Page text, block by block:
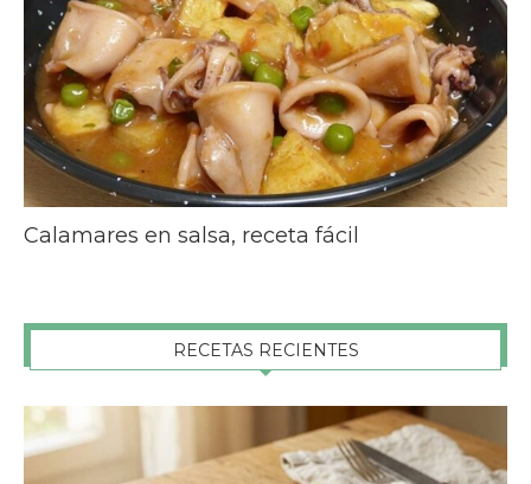
Calamares en salsa, receta fácil
RECETAS RECIENTES